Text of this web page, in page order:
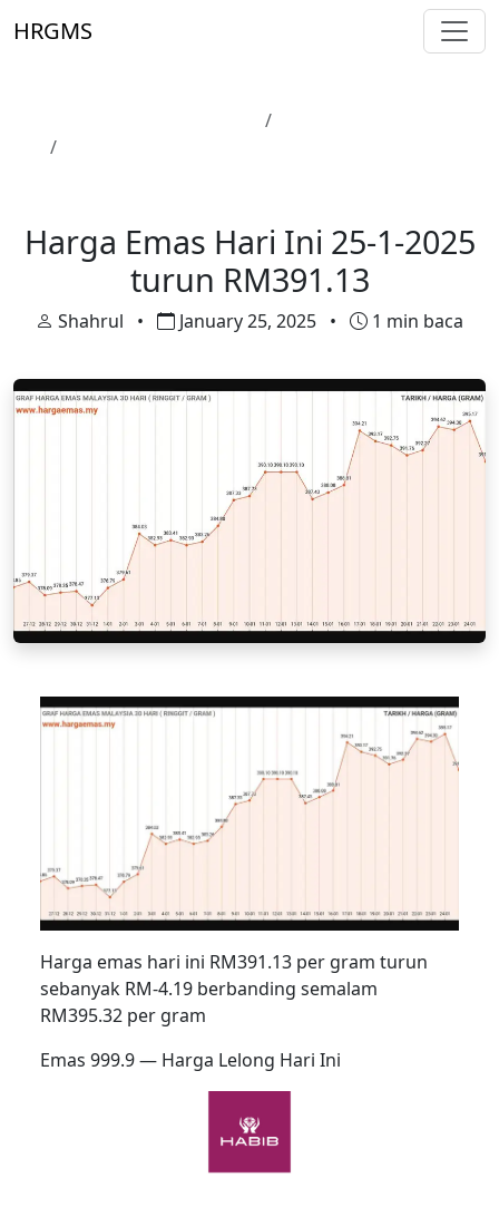
HRGMS
Harga Emas Hari Ini 25-1-2025
turun RM391.13
Shahrul • January 25, 2025 • 1 min baca
Harga emas hari ini RM391.13 per gram turun
sebanyak RM-4.19 berbanding semalam
RM395.32 per gram
Emas 999.9 — Harga Lelong Hari Ini